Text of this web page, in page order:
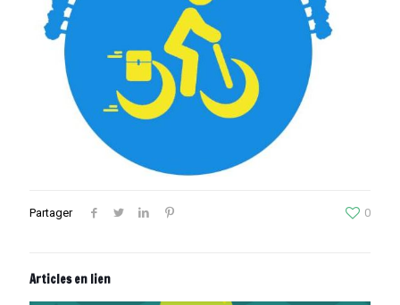
Partager 0
Articles en lien